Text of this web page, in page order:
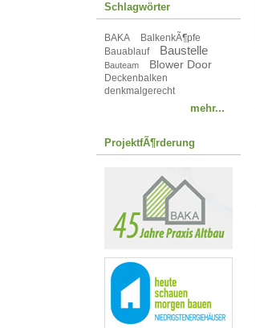
Schlagwörter
BAKA
BalkenkÃ¶pfe
Bauablauf
Baustelle
Bauteam Blower Door
Deckenbalken
denkmalgerecht
mehr...
ProjektfÃ¶rderung